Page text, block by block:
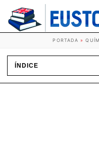
PORTADA »
ÍNDICE